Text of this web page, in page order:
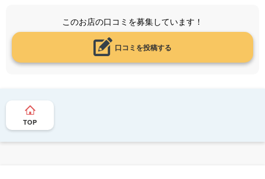
このお店の口コミを募集しています！
口コミを投稿する
TOP